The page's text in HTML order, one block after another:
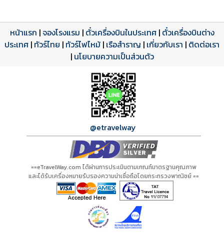
โปรแกรมทัวร์
A00688 PDF
ดาวน์โหลด PDF
รีวิวลูกค้าจริง
รีวิวจาก eTravelWay
เปิดหน้าเต็ม
ใบอนุญาตนำเที่ยว
เลขที่ 11/11450
เปิดหน้าเต็ม
หน้าแรก |จองโรงแรม | ตั๋วเครื่องบินในประเทศ| ตั๋วเครื่องบินต่าง
ประเทศ | ทัวร์ไทย | ทัวร์ไฟไหม้ | เรือสำราญ | เกี่ยวกับเรา | ติดต่อเรา
| นโยบายความเป็นส่วนตัว
@etravelway
==eTravelWay.com ได้ผ่านการประเมินตามเกณฑ์มาตรฐานคุณภาพ
และได้รับเครื่องหมายรับรองความน่าเชื่อถือโดยกระทรวงพาณิชย์ ==